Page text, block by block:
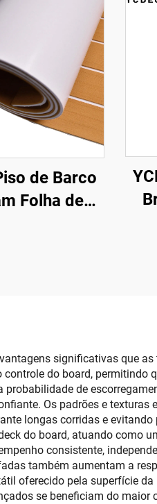
de Barco
Folha de
Iate
significativas que
do board,
de
Os padrões e
longas corridas e
do board, atuando como
consistente,
também aumentam a
oferecido pela superfície
se beneficiam do